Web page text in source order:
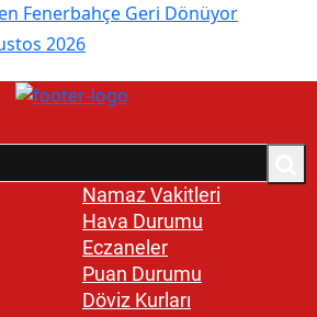
2026
Fenerbahçe Geri Dönüyor
Namaz Vakitleri
Hava Durumu
Eczaneler
Puan Durumu
Döviz Kurları